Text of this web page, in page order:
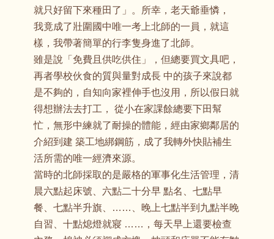
就只好留下來種田了」。所幸，老天爺垂憐，
我竟成了壯圍國中唯一考上北師的一員，就這
樣，我帶著簡單的行李隻身進了北師。
雖是說「免費且供吃供住」，但總要買文具吧，
再者學校伙食的質與量對成長 中的孩子來說都
是不夠的，自知向家裡伸手也沒用，所以假日就
得想辦法去打工， 從小在家課餘總要下田幫
忙，無形中練就了耐操的體能，經由家鄉鄰居的
介紹到建 築工地綁鋼筋，成了我轉外快貼補生
活所需的唯一經濟來源。
當時的北師採取的是嚴格的軍事化生活管理，清
晨六點起床號、六點二十分早 點名、七點早
餐、七點半升旗、……、晚上七點半到九點半晚
自習、十點熄燈就寢 ……，每天早上還要檢查